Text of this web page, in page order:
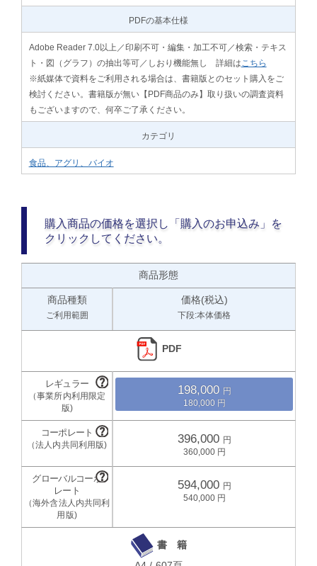
PDFの基本仕様
Adobe Reader 7.0以上／印刷不可・編集・加工不可／検索・テキス
ト・図（グラフ）の抽出等可／しおり機能無し 詳細は こちら
※紙媒体で資料をご利用される場合は、書籍版とのセット購入をご
検討ください。書籍版が無い【PDF商品のみ】取り扱いの調査資料
もございますので、何卒ご了承ください。
カテゴリ
食品、アグリ、バイオ
購入商品の価格を選択し「購入のお申込み」を
クリックしてください。
商品形態
商品種類
ご利用範囲
価格(税込)
下段:本体価格
PDF
198,000
180,000
396,000
360,000
594,000
540,000
書 籍